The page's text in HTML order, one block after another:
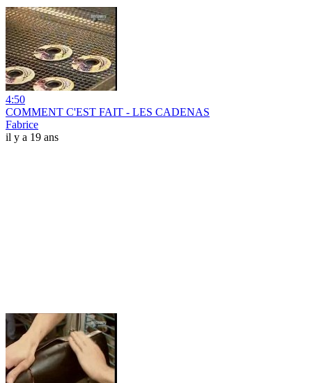
4:50
COMMENT C'EST FAIT - LES CADENAS
Fabrice
il y a 19 ans